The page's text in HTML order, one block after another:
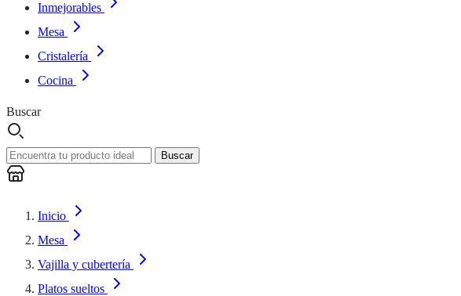
Inmejorables
Mesa
Cristalería
Cocina
Buscar
Buscar
Inicio
Mesa
Vajilla y cubertería
Platos sueltos